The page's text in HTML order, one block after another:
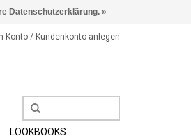
Konto / Kundenkonto anlegen
LOOKBOOKS
Datenschutzerklärung. »